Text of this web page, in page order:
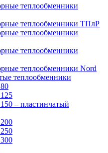
теплообменники
теплообменники ТПлР
теплообменники
теплообменники
теплообменники Nord
теплообменники
– пластинчатый